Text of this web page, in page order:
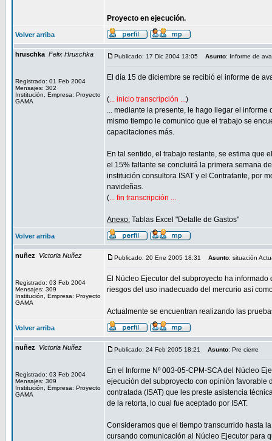
Proyecto en ejecución.
Volver arriba
hruschka Felix Hruschka
Registrado: 01 Feb 2004
Mensajes: 302
Institución, Empresa: Proyecto
GAMA
Publicado: 17 Dic 2004 13:05 Asunto: Informe de
El día 15 de diciembre se recibió el informe de
(... inicio transcripción ...)
... mediante la presente, le hago llegar el
mismo tiempo le comunico que el trabajo se
capacitaciones más.
En tal sentido, el trabajo restante, se estima que
el 15% faltante se concluirá la primera semana
institución consultora ISAT y el Contratante, por
navideñas.
(... fin transcripción ...
Anexo: Tablas Excel "Detalle de Gastos"
Volver arriba
nuñez Victoria Nuñez
Registrado: 03 Feb 2004
Mensajes: 309
Institución, Empresa: Proyecto
GAMA
Publicado: 20 Ene 2005 18:31 Asunto: situación
El Núcleo Ejecutor del subproyecto ha
riesgos del uso inadecuado del mercurio así
Actualmente se encuentran realizando las
Volver arriba
nuñez Victoria Nuñez
Registrado: 03 Feb 2004
Mensajes: 309
Institución, Empresa: Proyecto
GAMA
Publicado: 24 Feb 2005 18:21 Asunto: Pre cierre
En el Informe Nº 003-05-CPM-SCA del Núcleo
ejecución del subproyecto con opinión favorable
contratada (ISAT) que les preste asistencia
de la retorta, lo cual fue aceptado por ISAT.
Consideramos que el tiempo transcurrido hasta
cursando comunicación al Núcleo Ejecutor para